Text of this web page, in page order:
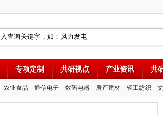
专项定制 共研视点 产业资讯 共
农业食品 通信电子 数码电器 房产建材 轻工纺织